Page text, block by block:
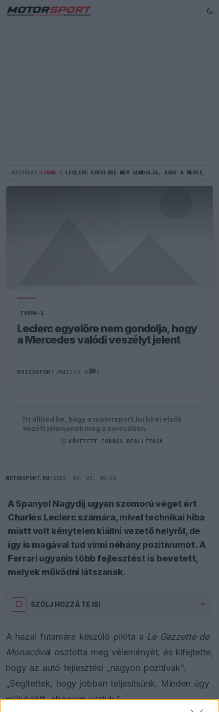
KEZDŐLAP FORMA-1 LECLERC EGYELŐRE NEM GONDOLJA, HOGY A MERCEDES VALÓDI VESZÉLYT JELENT
FORMA-1
Leclerc egyelőre nem gondolja, hogy
a Mercedes valódi veszélyt jelent
MOTORSPORT.HU 1536 N 0
Itt állítsd be, hogy a motorsport.hu hírei elsők
között jelenjenek meg a keresőben.
G KÖVETETT FORRÁS BEÁLLÍTÁSA
MOTORSPORT.HU / 2022. 05. 25. 04:22
A Spanyol Nagydíj ugyan szomorú véget ért
Charles Leclerc számára, mivel technikai hiba
miatt volt kénytelen kiállni vezető helyről, de
így is magával tud vinni néhány pozitívumot. A
Ferrari ugyanis több fejlesztést is bevetett,
melyek működni látszanak.
SZÓLJ HOZZÁ TE IS!
A hazai futamára készülő pilóta a Le Gazzette de
Monacóval osztotta meg véleményét, és kifejtette,
hogy az autó fejlesztési „nagyon pozitívak”.
„Segítettek, hogy jobban teljesítsünk. Minden úgy
működött, ahogyan vártuk.”